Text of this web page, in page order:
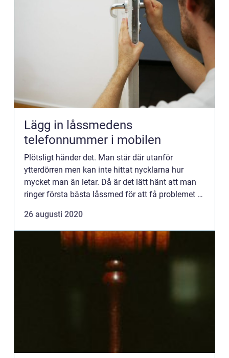
Lägg in låssmedens
telefonnummer i mobilen
Plötsligt händer det. Man står där utanför
ytterdörren men kan inte hittat nycklarna hur
mycket man än letar. Då är det lätt hänt att man
ringer första bästa låssmed för att få problemet ur
finns det en ...
26 augusti 2020